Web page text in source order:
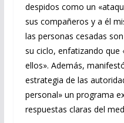
despidos como un
sus compañeros y a él
las personas cesadas
su ciclo, enfatizando que
ellos». Además,
estrategia de las
personal» un programa
respuestas claras del